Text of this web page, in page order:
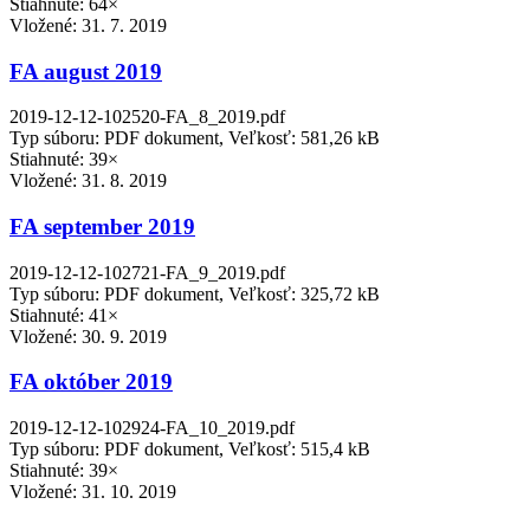
Vložené: 31. 7. 2019
FA august 2019
2019-12-12-102520-FA_8_2019.pdf
Typ súboru: PDF dokument, Veľkosť: 581,26 kB
Stiahnuté: 39×
Vložené: 31. 8. 2019
FA september 2019
2019-12-12-102721-FA_9_2019.pdf
Typ súboru: PDF dokument, Veľkosť: 325,72 kB
Stiahnuté: 41×
Vložené: 30. 9. 2019
FA október 2019
2019-12-12-102924-FA_10_2019.pdf
Typ súboru: PDF dokument, Veľkosť: 515,4 kB
Stiahnuté: 39×
Vložené: 31. 10. 2019